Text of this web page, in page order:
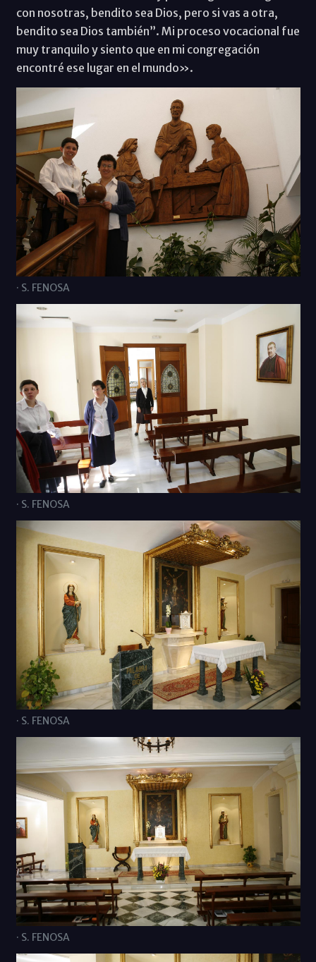
con nosotras, bendito sea Dios, pero si vas a otra,
bendito sea Dios también”. Mi proceso vocacional fue
muy tranquilo y siento que en mi congregación
encontré ese lugar en el mundo».
· S. FENOSA
· S. FENOSA
· S. FENOSA
· S. FENOSA